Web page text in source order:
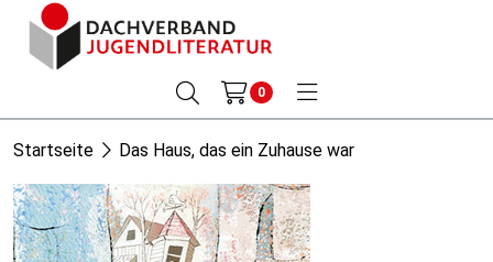
0
Startseite Das Haus, das ein Zuhause war